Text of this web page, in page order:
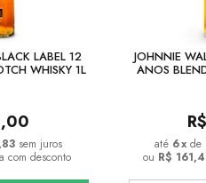
LABEL 12
WHISKY 1L
sem juros
com desconto
JOHNNIE
ANOS
R$
6x de
ou R$